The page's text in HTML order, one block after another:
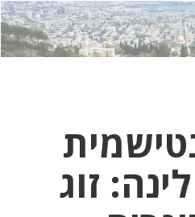
לחץ
כאן
לחץ
כדי
זוג